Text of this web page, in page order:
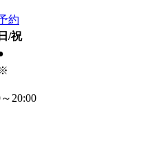
約
日/祝
20:00